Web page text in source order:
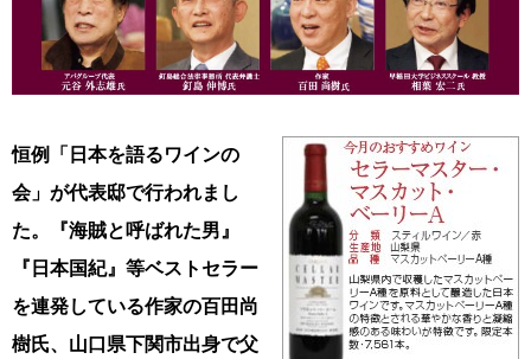
恒例「日本を語るワインの
会」が代表邸で行われまし
た。『海賊と呼ばれた男』
『日本国紀』等ベストセラー
を連発している作家の百田尚
樹氏、山口県下関市出身で父